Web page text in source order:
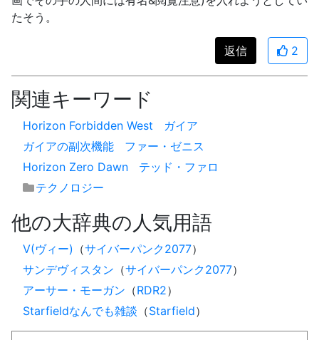
たそう。
返信 2
関連キーワード
Horizon Forbidden West
ガイア
ガイアの副次機能
ファー・ゼニス
Horizon Zero Dawn
テッド・ファロ
テクノロジー
他の大辞典の人気用語
V(ヴィー) （サイバーパンク2077）
サンデヴィスタン （サイバーパンク2077）
アーサー・モーガン （RDR2）
Starfieldなんでも雑談 （Starfield）